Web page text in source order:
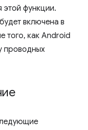
этой функции.
будет включена в
того, как Android
проводных